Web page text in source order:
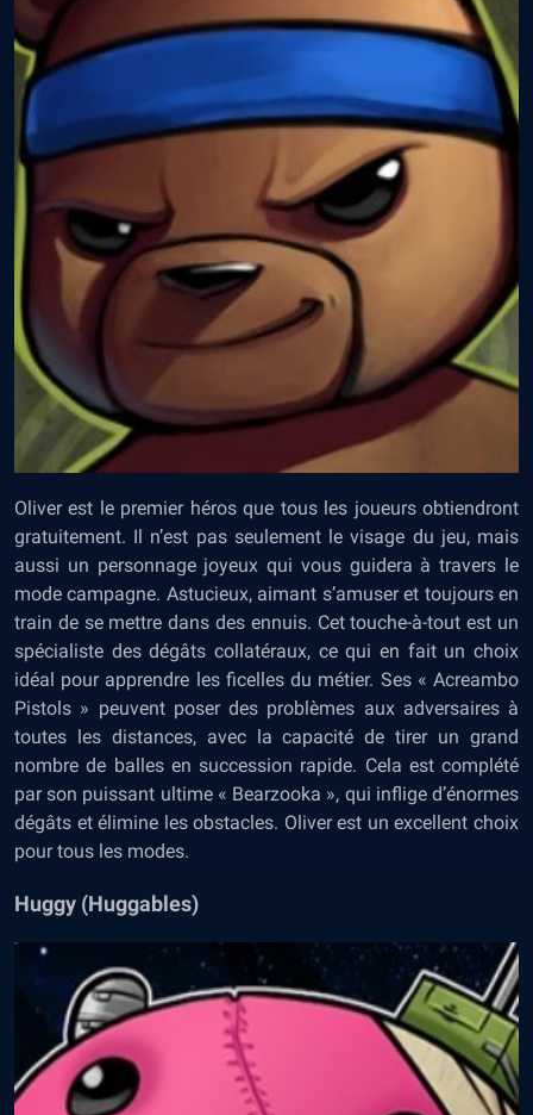
Oliver est le premier héros que tous les joueurs obtiendront
gratuitement. Il n’est pas seulement le visage du jeu, mais
aussi un personnage joyeux qui vous guidera à travers le
mode campagne. Astucieux, aimant s’amuser et toujours en
train de se mettre dans des ennuis. Cet touche-à-tout est un
spécialiste des dégâts collatéraux, ce qui en fait un choix
idéal pour apprendre les ficelles du métier. Ses « Acreambo
Pistols » peuvent poser des problèmes aux adversaires à
toutes les distances, avec la capacité de tirer un grand
nombre de balles en succession rapide. Cela est complété
par son puissant ultime « Bearzooka », qui inflige d’énormes
dégâts et élimine les obstacles. Oliver est un excellent choix
pour tous les modes.
Huggy (Huggables)